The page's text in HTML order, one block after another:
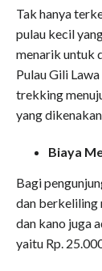
Tak hanya
pulau kecil
menarik untuk
Pulau Gili
trekking
yang
Biaya
Bagi
dan berkeliling
dan kano juga
yaitu Rp.